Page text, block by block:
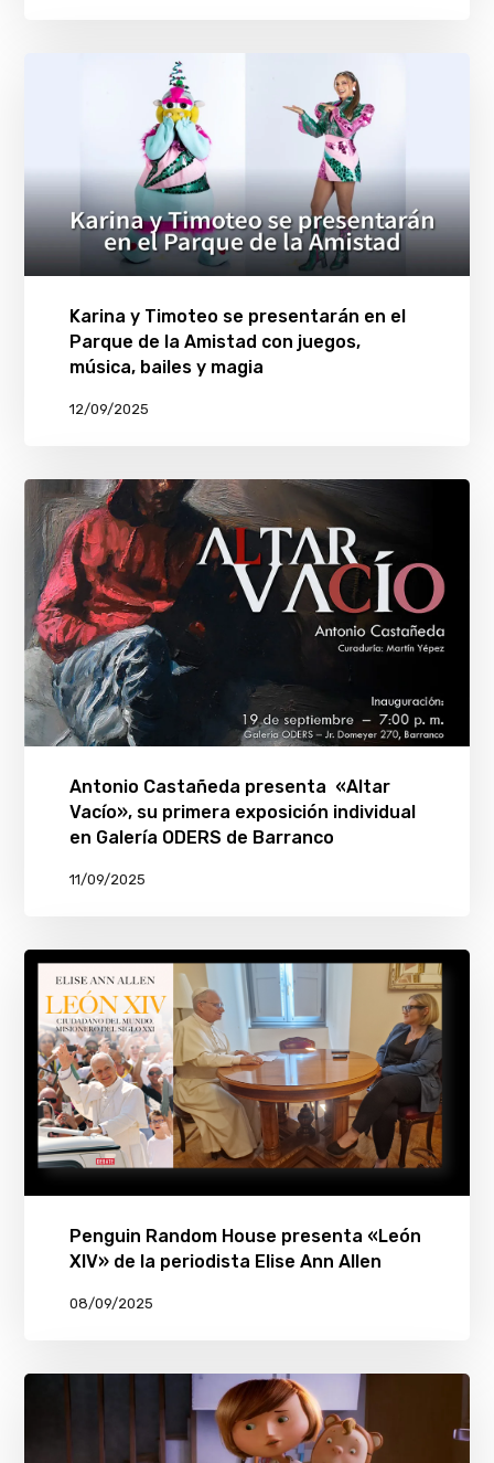
Karina y Timoteo se presentarán en el
Parque de la Amistad con juegos,
música, bailes y magia
12/09/2025
Antonio Castañeda presenta «Altar
Vacío», su primera exposición individual
en Galería ODERS de Barranco
11/09/2025
Penguin Random House presenta «León
XIV» de la periodista Elise Ann Allen
08/09/2025